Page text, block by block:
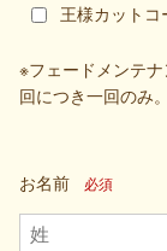
王様カットコ
※フェードメンテ
回につき一回のみ
お名前 必須